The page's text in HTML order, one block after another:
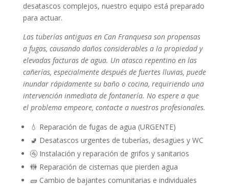
desatascos complejos, nuestro equipo está preparado
para actuar.
Las tuberías antiguas en Can Franquesa son propensas
a fugas, causando daños considerables a la propiedad y
elevadas facturas de agua. Un atasco repentino en las
cañerías, especialmente después de fuertes lluvias, puede
inundar rápidamente su baño o cocina, requiriendo una
intervención inmediata de fontanería. No espere a que
el problema empeore, contacte a nuestros profesionales.
💧 Reparación de fugas de agua (URGENTE)
🚽 Desatascos urgentes de tuberías, desagües y WC
🚰 Instalación y reparación de grifos y sanitarios
🚻 Reparación de cisternas que pierden agua
🧱 Cambio de bajantes comunitarias e individuales